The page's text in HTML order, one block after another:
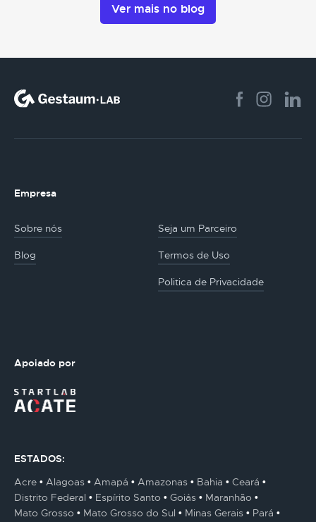
Ver mais no blog
Empresa
Sobre nós Seja um Parceiro
Blog Termos de Uso
Politica de Privacidade
Apoiado por
ESTADOS:
Acre
Alagoas Amapá Amazonas Bahia
Ceará
Distrito Federal
Espírito Santo Goiás
Maranhão
Mato Grosso
Mato Grosso do Sul Minas Gerais
Pará